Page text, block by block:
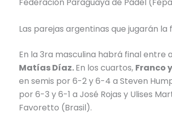
Federación Paraguaya de Pádel
Las parejas argentinas que jugarán
En la 3ra masculina habrá final entre
Matías Díaz.En los cuartos, Franco
en semis por 6-2 y 6-4 a Steven
por 6-3 y 6-1 a José Rojas y Ulises
Favoretto (Brasil).